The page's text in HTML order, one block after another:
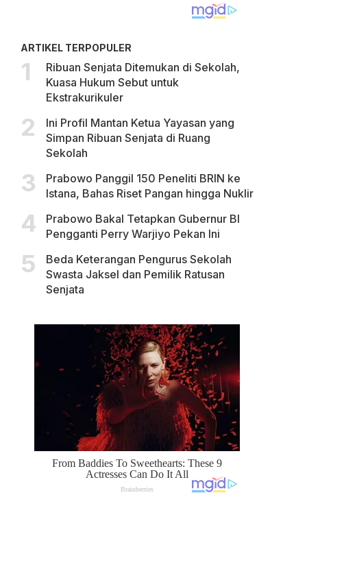
ARTIKEL TERPOPULER
Ribuan Senjata Ditemukan di Sekolah,
Kuasa Hukum Sebut untuk
Ekstrakurikuler
Ini Profil Mantan Ketua Yayasan yang
Simpan Ribuan Senjata di Ruang
Sekolah
Prabowo Panggil 150 Peneliti BRIN ke
Istana, Bahas Riset Pangan hingga Nuklir
Prabowo Bakal Tetapkan Gubernur BI
Pengganti Perry Warjiyo Pekan Ini
Beda Keterangan Pengurus Sekolah
Swasta Jaksel dan Pemilik Ratusan
Senjata